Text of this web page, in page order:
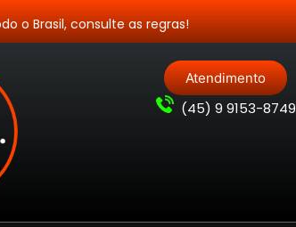
o Brasil, consulte as regras!
Atendimento
(45) 9 9153-8749